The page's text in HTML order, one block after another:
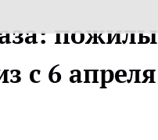
с 6 апреля